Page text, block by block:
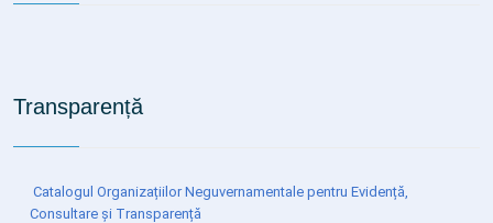
Transparență
Catalogul Organizațiilor Neguvernamentale pentru Evidență,
Consultare și Transparență